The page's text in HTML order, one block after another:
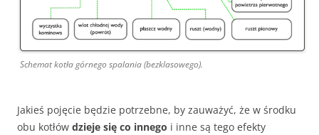
Schemat kotła górnego spalania (bezklasowego).
Jakieś pojęcie będzie potrzebne, by zauważyć, że w środku
obu kotłów dzieje się co innego i inne są tego efekty